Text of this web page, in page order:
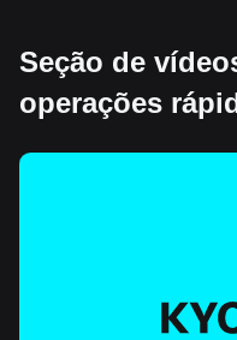
Seção de
operações